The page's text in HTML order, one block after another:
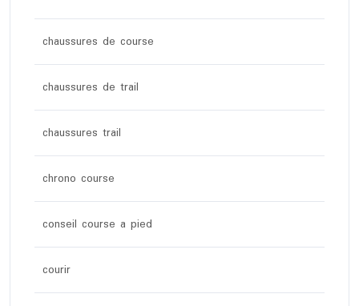
chaussures de course
chaussures de trail
chaussures trail
chrono course
conseil course a pied
courir